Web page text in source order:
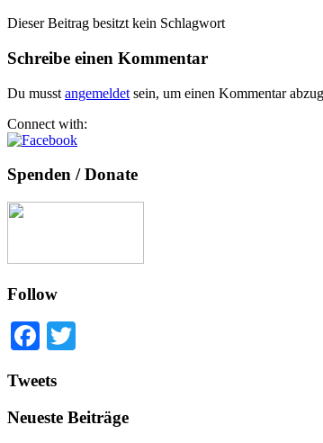
Dieser Beitrag besitzt kein Schlagwort
Schreibe einen Kommentar
Du musst angemeldet sein, um einen Kommentar
Connect with:
Spenden / Donate
Follow
Facebook
Tweets
Neueste Beiträge